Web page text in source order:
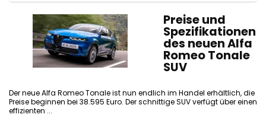
Preise und
Spezifikationen
des neuen Alfa
Romeo Tonale
SUV
Der neue Alfa Romeo Tonale ist nun endlich im Handel erhältlich, die
Preise beginnen bei 38.595 Euro. Der schnittige SUV verfügt über einen
effizienten ...